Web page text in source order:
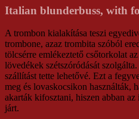
Italian blunderbuss, with
A trombon kialakítása teszi
trombone, azaz trombita szóból
tölcsérre emlékeztető csőtorkolat
lövedékek szétszóródását
szállítást tette lehetővé. Ezt a
meg és lovaskocsikon használták,
akarták kifosztani, hiszen abban
járt.